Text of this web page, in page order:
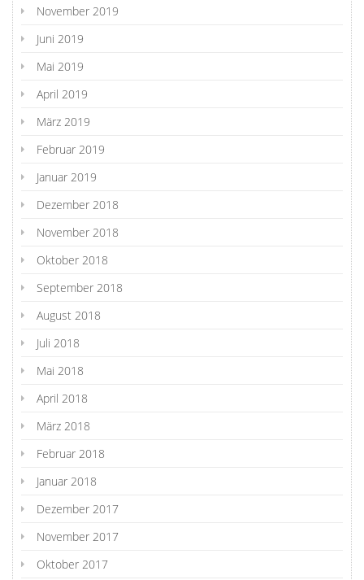
November 2019
Juni 2019
Mai 2019
April 2019
März 2019
Februar 2019
Januar 2019
Dezember 2018
November 2018
Oktober 2018
September 2018
August 2018
Juli 2018
Mai 2018
April 2018
März 2018
Februar 2018
Januar 2018
Dezember 2017
November 2017
Oktober 2017